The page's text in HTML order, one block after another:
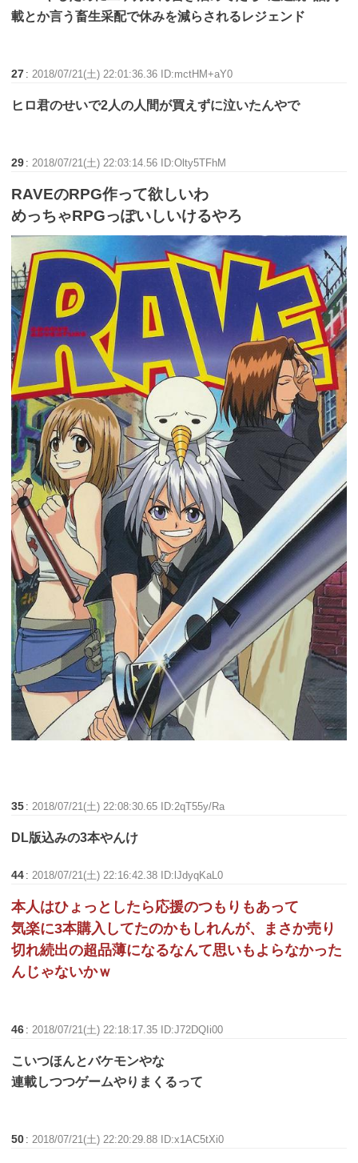
載とか言う畜生采配で休みを減らされるレジェンド
27 : 2018/07/21(土) 22:01:36.36 ID:mctHM+aY0
ヒロ君のせいで2人の人間が買えずに泣いたんやで
29 : 2018/07/21(土) 22:03:14.56 ID:Olty5TFhM
RAVEのRPG作って欲しいわ
めっちゃRPGっぽいしいけるやろ
35 :2018/07/21(土) 22:08:30.65 ID:2qT55y/Ra
DL版込みの3本やんけ
44 :2018/07/21(土) 22:16:42.38 ID:lJdyqKaL0
本人はひょっとしたら応援のつもりもあって
気楽に3本購入してたのかもしれんが、まさか売り
切れ続出の超品薄になるなんて思いもよらなかった
んじゃないかｗ
46 :2018/07/21(土) 22:18:17.35 ID:J72DQIi00
こいつほんとバケモンやな
連載しつつゲームやりまくるって
50 :2018/07/21(土) 22:20:29.88 ID:x1AC5tXi0